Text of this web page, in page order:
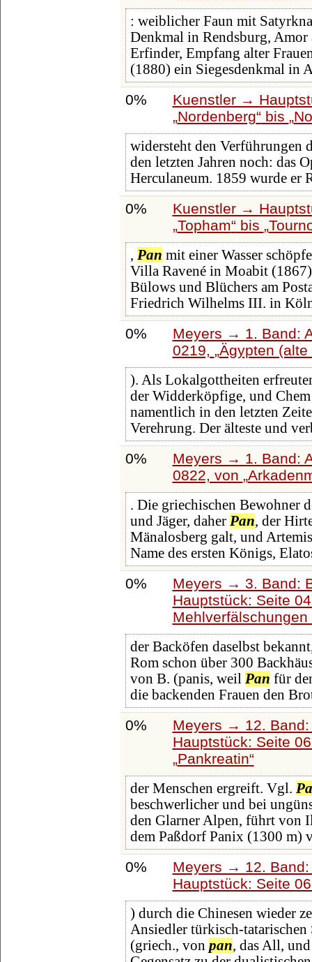
: weiblicher Faun mit
Denkmal in Rendsburg,
Erfinder, Empfang alter
(1880) ein Siegesdenkmal in
0%
Kuenstler →
Nordenberg bis
widersteht den Verführungen
den letzten Jahren noch: das
Herculaneum. 1859 wurde er
0%
Kuenstler →
Topham bis
, Pan mit einer Wasser
Villa Ravené in Moabit
Bülows und Blüchers am
Friedrich Wilhelms III. in
0%
Meyers → 1. Band:
0219,
Ägypten (alte
). Als Lokalgottheiten
der Widderköpfige, und
namentlich in den letzten
Verehrung. Der älteste und
0%
Meyers → 1. Band:
0822, von
. Die griechischen Bewohner
und Jäger, daher Pan, der
Mänalosberg galt, und
Name des ersten Königs,
0%
Meyers → 3. Band:
Hauptstück: Seite
der Backöfen daselbst
Rom schon über 300
von B. (panis, weil Pan für
die backenden Frauen den
0%
Meyers → 12.
Hauptstück: Seite
Pankreatin
der Menschen ergreift. Vgl.
beschwerlicher und bei
den Glarner Alpen, führt von
dem Paßdorf Panix (1300 m)
0%
Meyers → 12.
Hauptstück: Seite
) durch die Chinesen wieder
Ansiedler türkisch-tatarischen
(griech., von pan, das All,